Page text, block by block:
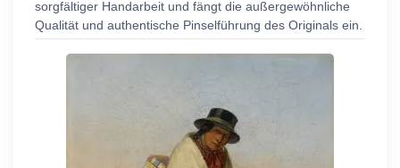
sorgfältiger Handarbeit und fängt die außergewöhnliche
Qualität und authentische Pinselführung des Originals ein.